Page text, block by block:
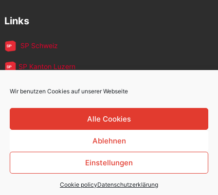
Wir benutzen Cookies auf unserer Webseite
Alle Cookies
Ablehnen
Einstellungen
Cookie policyDatenschutzerklärung
Links
SP Schweiz
SP Kanton Luzern
JUSO Luzern
SP MigrantInnen
SP 60+
Sozialdemokratische Partei KriensCopyright © 2026.
Zurück nach oben ↑